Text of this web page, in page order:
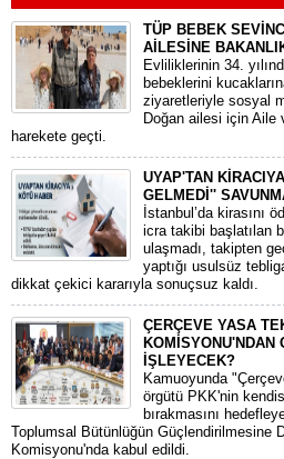
TÜP BEBEK
AİLESİNE
​Evliliklerinin 34.
bebeklerini
ziyaretleriyle sosyal
Doğan ailesi için Aile
harekete geçti.
UYAP'TAN
GELMEDİ''
​İstanbul’da kirasını
icra takibi başlatılan
ulaşmadı, takipten
yaptığı usulsüz
dikkat çekici kararıyla sonuçsuz kaldı.
ÇERÇEVE YASA
KOMİSYONU'NDAN
İŞLEYECEK?
​Kamuoyunda
örgütü PKK'nin
bırakmasını
Toplumsal Bütünlüğün Güçlendirilmesine
Komisyonu'nda kabul edildi.